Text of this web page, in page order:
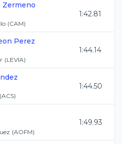
Zermeno
(CAM)
1:42.81
Perez
(LEVIA)
1:44.14
(ACS)
1:44.50
(AOFM)
1:49.93